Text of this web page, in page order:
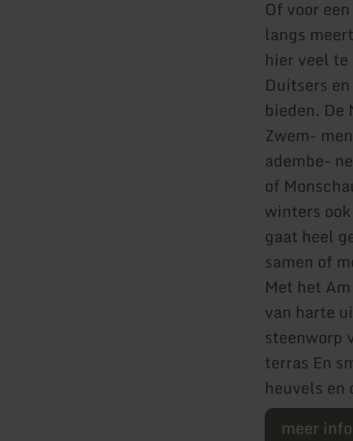
Of voor
langs
hier veel
Duitsers
bieden.
Zwem-
adembe-
of
winters
gaat heel
samen of
Met het
van harte
steenworp
terras En
heuvels en
meer